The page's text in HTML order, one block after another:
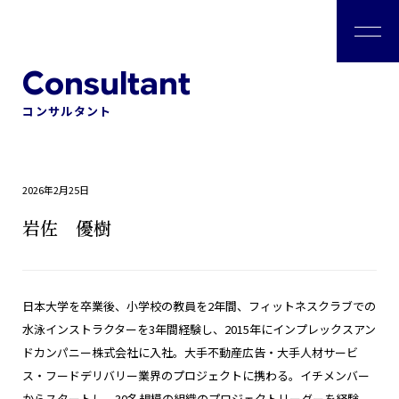
私たちについて
ソリューション
事例紹介
お役立ち情報
コンサルタント
2026年2月25日
岩佐 優樹
日本大学を卒業後、小学校の教員を2年間、フィットネスクラブでの
水泳インストラクターを3年間経験し、2015年にインプレックスアン
ドカンパニー株式会社に入社。大手不動産広告・大手人材サービ
ス・フードデリバリー業界のプロジェクトに携わる。イチメンバー